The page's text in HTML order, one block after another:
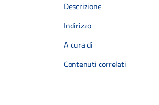
Descrizione
Indirizzo
A cura di
Contenuti correlati